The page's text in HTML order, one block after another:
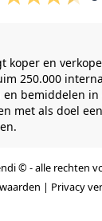
koper en
250.000
bemiddelen in
met als doel
© - alle rechten
| Privacy